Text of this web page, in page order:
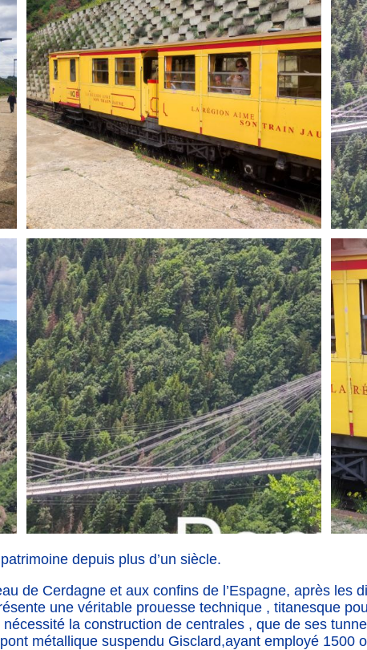
depuis plus d’un siècle.
de Cerdagne et aux confins de l’Espagne, après les
une véritable prouesse technique , titanesque
la construction de centrales , que de ses
métallique suspendu Gisclard,ayant employé 1500